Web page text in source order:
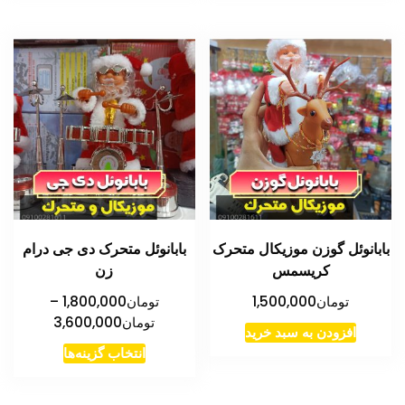
انواع
مختلفی
می
باشد.
گزینه
ها
ممکن
است
صفحه
انتخاب
شوند
بابانوئل گوزن موزیکال متحرک
کریسمس
تومان1,500,000
افزودن به سبد خرید
بابانوئل متحرک دی جی درام
زن
تومان1,800,000
–
تومان3,600,000محدوده
انتخاب گزینه‌هااین